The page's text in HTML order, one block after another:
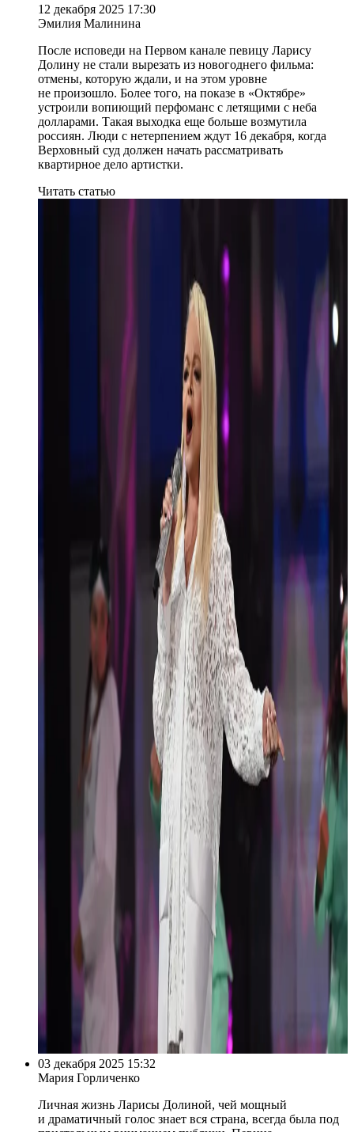
12 декабря 2025 17:30
Эмилия Малинина
После исповеди на Первом канале певицу Ларису
Долину не стали вырезать из новогоднего фильма:
отмены, которую ждали, и на этом уровне
не произошло. Более того, на показе в «Октябре»
устроили вопиющий перфоманс с летящими с неба
долларами. Такая выходка еще больше возмутила
россиян. Люди с нетерпением ждут 16 декабря, когда
Верховный суд должен начать рассматривать
квартирное дело артистки.
Читать статью
03 декабря 2025 15:32
Мария Горличенко
Личная жизнь Ларисы Долиной, чей мощный
и драматичный голос знает вся страна, всегда была под